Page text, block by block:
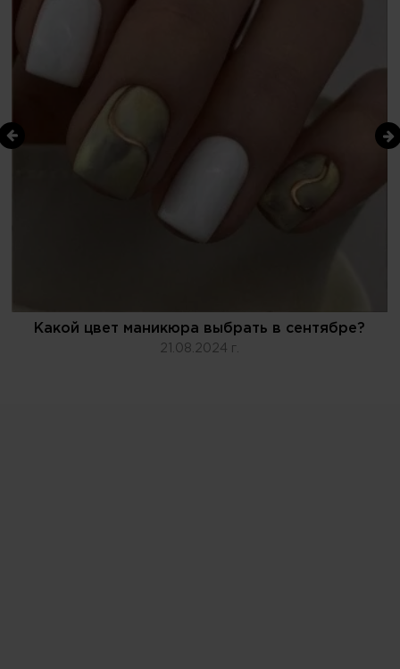
Какой цвет маникюра выбрать в сентябре?
21.08.2024 г.